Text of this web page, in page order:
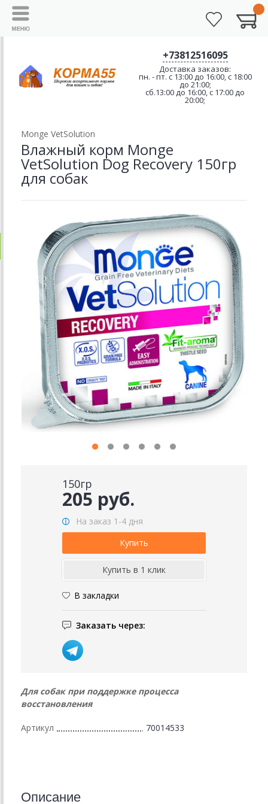
+73812516095
Доставка заказов:
пн. - пт. с 13:00 до 16:00, с 18:00
до 21:00;
сб.13:00 до 16:00, с 17:00 до
20:00;
Monge VetSolution
Влажный корм Monge
VetSolution Dog Recovery 150гр
для собак
150гр
205 руб.
На заказ 1-4 дня
В закладки
Заказать через:
Для собак при поддержке процесса
восстановления
Артикул 70014533
Описание